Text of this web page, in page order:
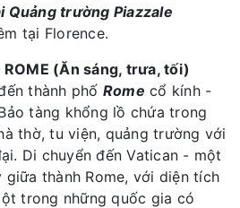
Quảng trường Piazzale
tại Florence.
ROME (Ăn sáng, trưa, tối)
thành phố Rome cổ kính -
tàng khổng lồ chứa trong
thờ, tu viện, quảng trường với
Di chuyển đến Vatican - một
thành Rome, với diện tích
trong những quốc gia có